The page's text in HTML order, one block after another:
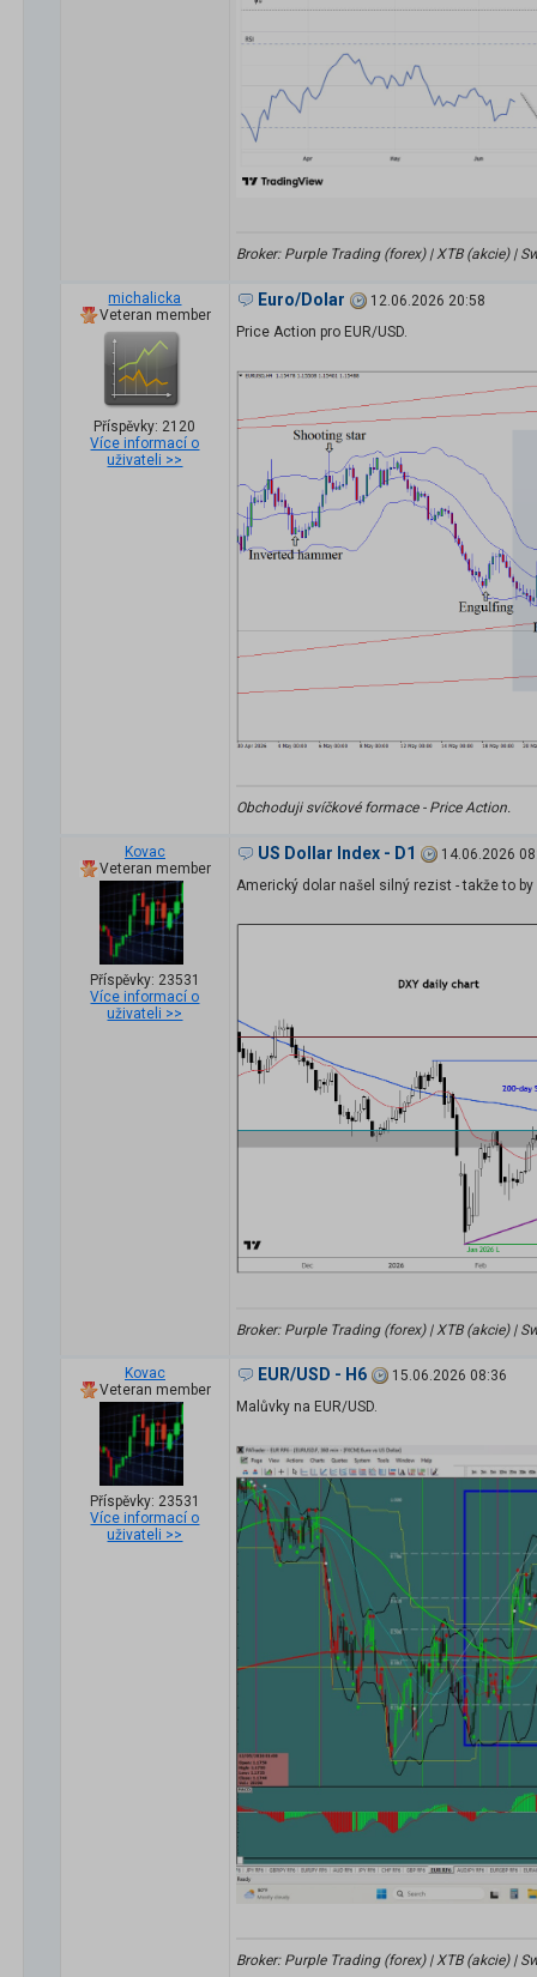
Broker: Purple Trading (forex) | XTB (akcie) |
michalicka
Veteran member
Příspěvky: 2120
Více informací o
uživateli >>
Euro/Dolar
12.06.2026 20:58
Price Action pro EUR/USD.
Obchoduji svíčkové formace - Price Action.
Kovac
Veteran member
Příspěvky: 23531
Více informací o
uživateli >>
US Dollar Index - D1
14.06.2026
Americký dolar našel silný rezist - takže to by
Broker: Purple Trading (forex) | XTB (akcie) |
Kovac
Veteran member
Příspěvky: 23531
Více informací o
uživateli >>
EUR/USD - H6
15.06.2026 08:36
Malůvky na EUR/USD.
Broker: Purple Trading (forex) | XTB (akcie) |